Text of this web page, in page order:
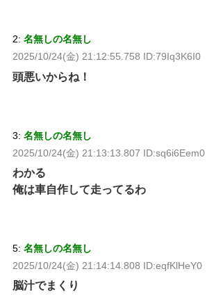
2: 名無しの名無し
2025/10/24(金) 21:12:55.758 ID:79Iq3K6I0
頭悪いからね！
3: 名無しの名無し
2025/10/24(金) 21:13:13.807 ID:sq6i6Eem0
わかる
俺は車自作して走ってるわ
5: 名無しの名無し
2025/10/24(金) 21:14:14.808 ID:eqfKlHeY0
脳汁でまくり